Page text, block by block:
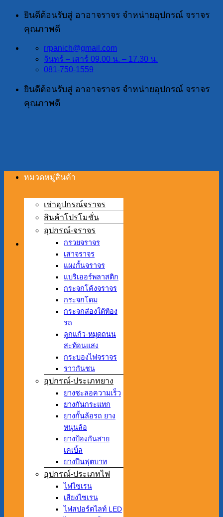
ข้าม
เนื้อหา
ยินดีต้อนรับสู่ อาอาจราจร จำหน่ายอุปกรณ์ จราจร
คุณภาพดี
rrpanich@gmail.com
จันทร์ – เสาร์ 09.00 น. – 17.30 น.
081-750-1559
ยินดีต้อนรับสู่ อาอาจราจร จำหน่ายอุปกรณ์ จราจร
คุณภาพดี
หมวดหมู่สินค้า
เช่าอุปกรณ์จราจร
สินค้าโปรโมชั่น
อุปกรณ์-จราจร
กรวยจราจร
เสาจราจร
แผงกั้นจราจร
แบริเออร์พลาสติก
กระจกโค้งจราจร
กระจกโดม
กระจกส่องใต้ท้อง
รถ
ลูกแก้ว-หมุดถนน
สะท้อนแสง
กระบองไฟจราจร
ราวกันชน
อุปกรณ์-ประเภทยาง
ยางชะลอความเร็ว
ยางกันกระแทก
ยางกั้นล้อรถ ยาง
หนุนล้อ
ยางป้องกันสาย
เคเบิ้ล
ยางปีนฟุตบาท
อุปกรณ์-ประเภทไฟ
ไฟไซเรน
เสียงไซเรน
ไฟสปอร์ตไลท์ LED